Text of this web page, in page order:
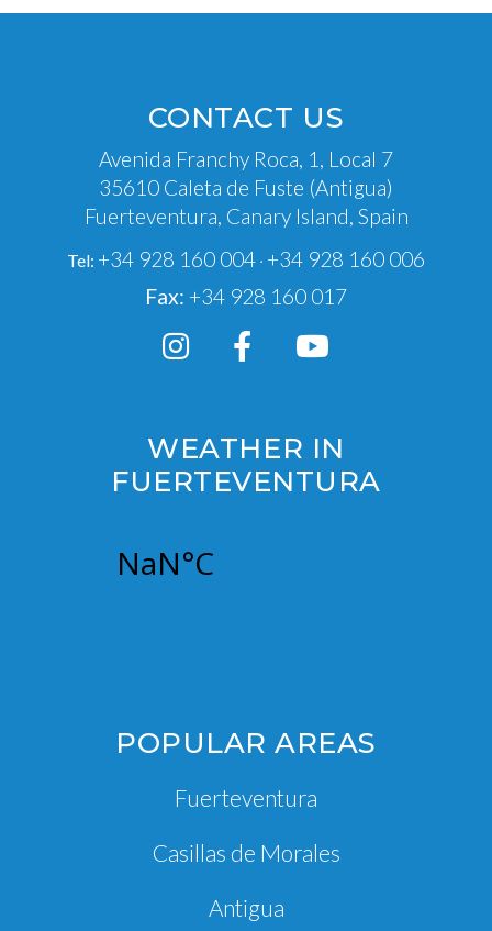
CONTACT US
Avenida Franchy Roca, 1, Local 7
35610 Caleta de Fuste (Antigua)
Fuerteventura, Canary Island, Spain
Tel: +34 928 160 004 · +34 928 160 006
Fax: +34 928 160 017
WEATHER IN
FUERTEVENTURA
POPULAR AREAS
Fuerteventura
Casillas de Morales
Antigua